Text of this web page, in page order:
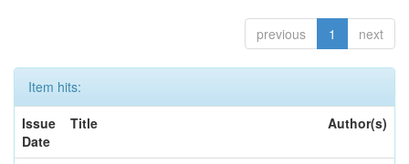
previous 1 next
Item hits:
Issue
Date
Title Author(s)